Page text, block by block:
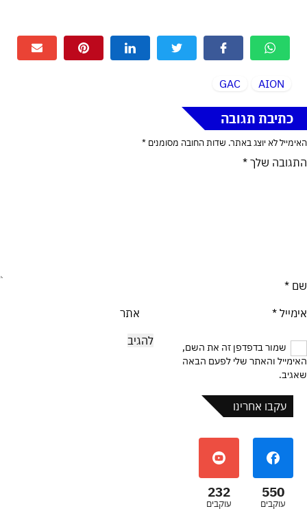
AION
GAC
כתיבת תגובה
האימייל לא יוצג באתר. שדות החובה מסומנים *
התגובה שלך *
שם *
אימייל * אתר
שמור בדפדפן זה את השם,
האימייל והאתר שלי לפעם הבאה
שאגיב.
עקבו אחרינו
550
עוקבים
232
עוקבים